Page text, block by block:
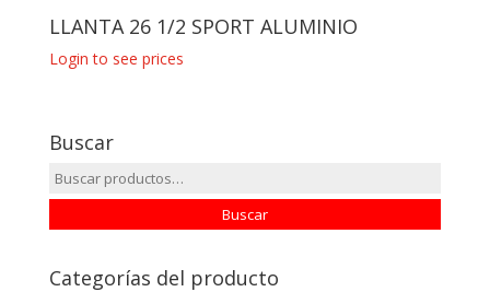
LLANTA 26 1/2 SPORT ALUMINIO
Login to see prices
Buscar
Buscar
por:
Buscar
Categorías del producto